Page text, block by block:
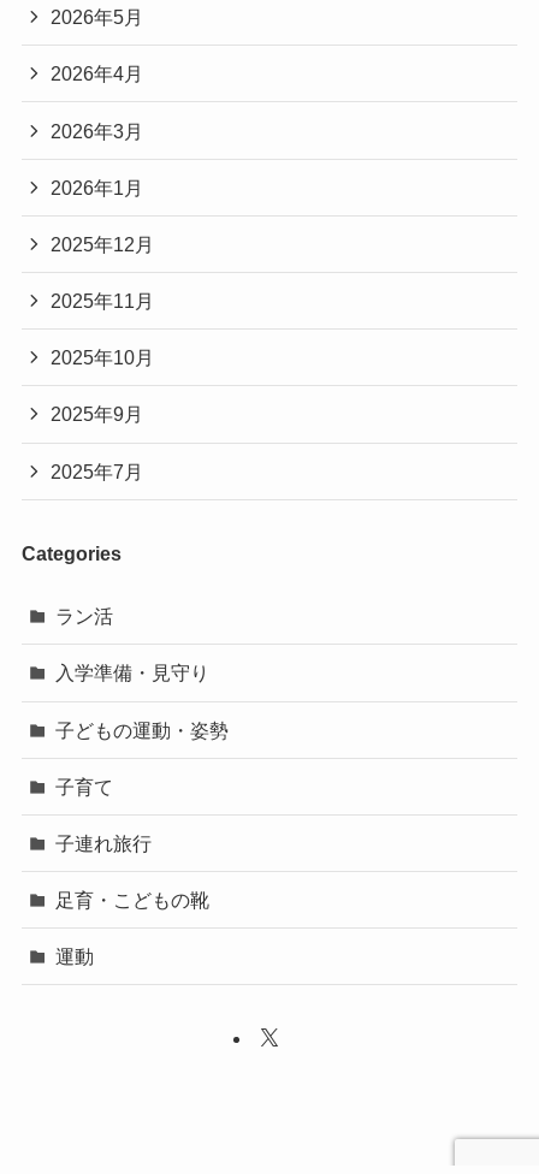
2026年5月
2026年4月
2026年3月
2026年1月
2025年12月
2025年11月
2025年10月
2025年9月
2025年7月
Categories
ラン活
入学準備・見守り
子どもの運動・姿勢
子育て
子連れ旅行
足育・こどもの靴
運動